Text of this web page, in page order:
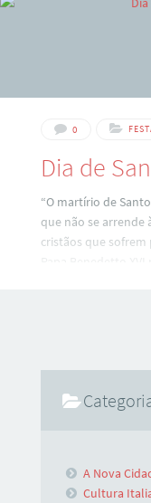
0
Dia de
“O martírio de
que não se arrende
cristãos que sofrem
A Nova
Cultura